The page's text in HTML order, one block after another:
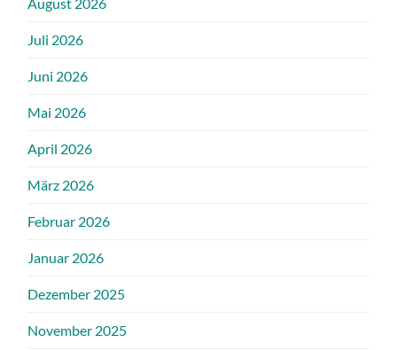
Juli 2026
Juni 2026
Mai 2026
April 2026
März 2026
Februar 2026
Januar 2026
Dezember 2025
November 2025